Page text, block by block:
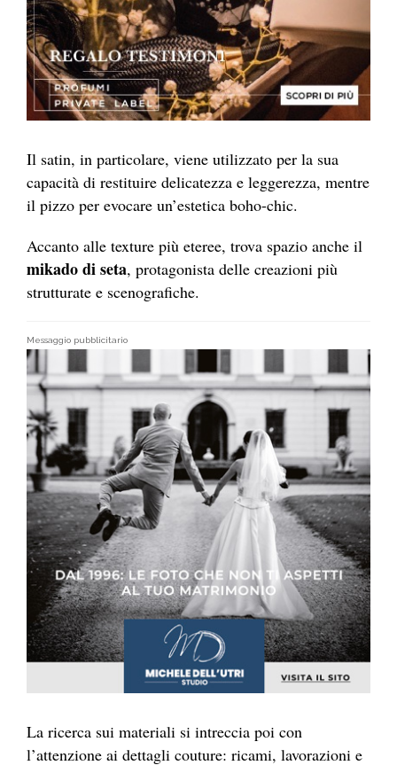
Il satin, in particolare, viene utilizzato per la sua
capacità di restituire delicatezza e leggerezza, mentre
il pizzo per evocare un’estetica boho-chic.
Accanto alle texture più eteree, trova spazio anche il
mikado di seta, protagonista delle creazioni più
strutturate e scenografiche.
Messaggio pubblicitario
La ricerca sui materiali si intreccia poi con
l’attenzione ai dettagli couture: ricami, lavorazioni e